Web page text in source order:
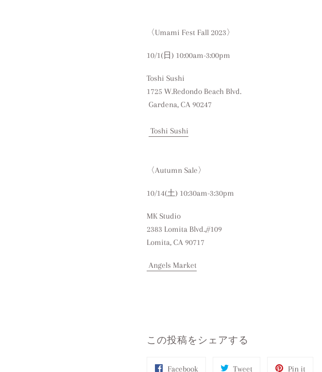
〈Umami Fest Fall 2023〉
10/1(日) 10:00am-3:00pm
Toshi Sushi
1725 W.Redondo Beach Blvd.
Gardena, CA 90247
Toshi Sushi
〈Autumn Sale〉
10/14(土) 10:30am-3:30pm
MK Studio
2383 Lomita Blvd.,#109
Lomita, CA 90717
Angels Market
この投稿をシェアする
Facebook Tweet Pin it